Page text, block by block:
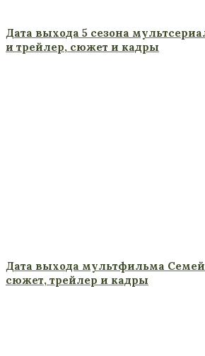
Дата выхода 5 сезона
и трейлер, сюжет и кадры
Дата выхода мультфильма
сюжет, трейлер и кадры